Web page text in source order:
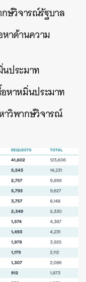
ษ์วิจารณ์รัฐบาล
าด้านความ
ประมาท
หาหมิ่นประมาท
าวิพากษ์วิจารณ์